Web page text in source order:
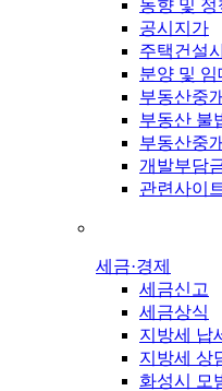
동향 및 정
공시지가
주택건설
분양 및 임
부동산중
부동산 불
부동산중
개발부담
관련사이
세금·경제
세금신고
세금상식
지방세 납
지방세 상
화성시 모